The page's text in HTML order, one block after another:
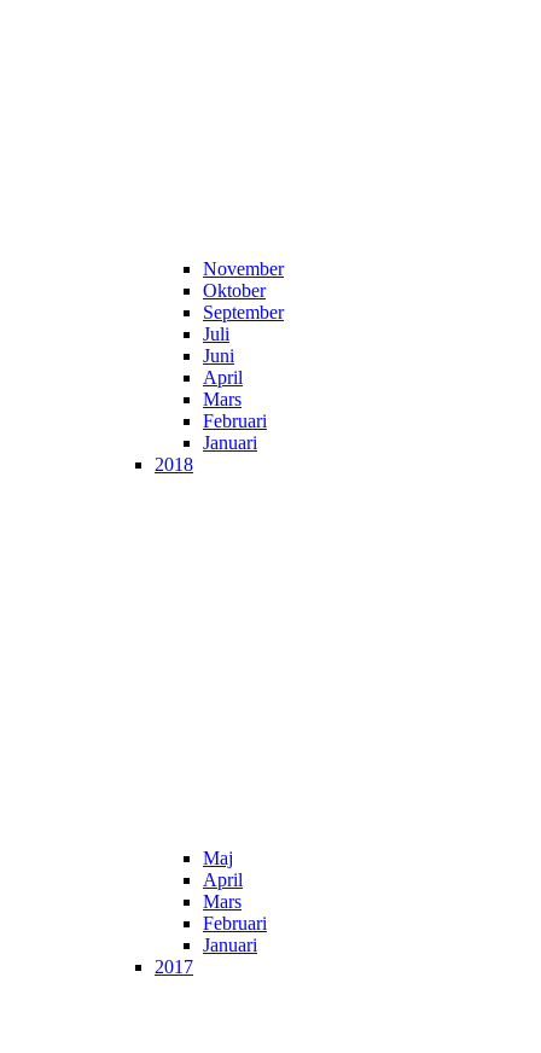
November
Oktober
September
Juli
Juni
April
Mars
Februari
Januari
2018
Maj
April
Mars
Februari
Januari
2017